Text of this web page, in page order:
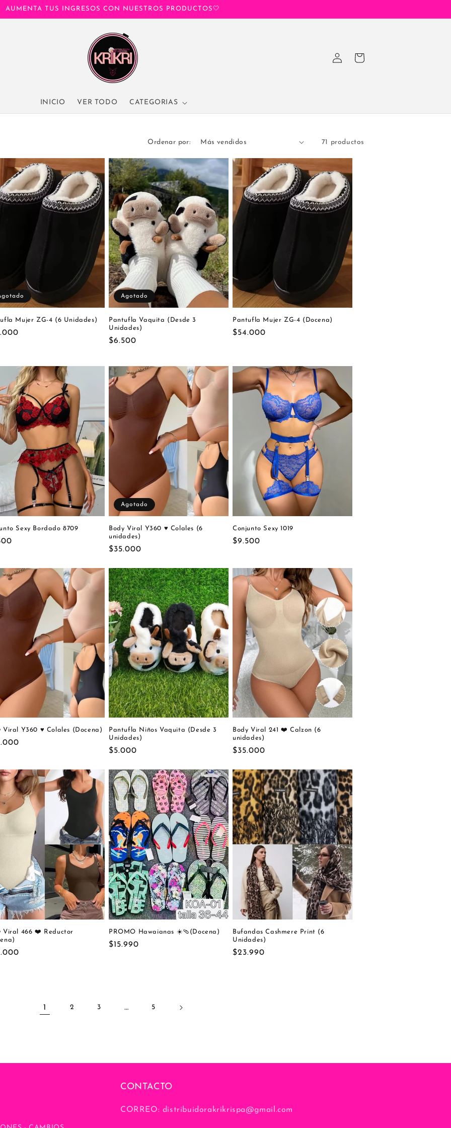
AUMENTA TUS INGRESOS CON NUESTROS PRODUCTOS🤍
INICIO VER TODO CATEGORIAS
sesión
Carrito
Ordenar por: 71 productos
Mujer ZG-4 (6 Unidades)
Agotado
Pantufla Vaquita (Desde 3
Unidades)
Precio
$6.500
Pantufla Mujer ZG-4 (Docena)
Precio
$54.000
Sexy Bordado 8709
Agotado
Body Viral Y360 ♥️ Colales (6
unidades)
Precio
$35.000
Conjunto Sexy 1019
Precio
$9.500
Viral Y360 ♥️ Colales (Docena)
Pantufla Niños Vaquita (Desde 3
Unidades)
Precio
$5.000
Body Viral 241 ❤️ Calzon (6
unidades)
Precio
$35.000
Viral 466 ❤️ Reductor
PROMO Hawaianas ☀️🩴(Docena)
Precio
$15.990
Bufandas Cashmere Print (6
Unidades)
Precio
$23.990
1 2 3 … 5
CONTACTO
CORREO: distribuidorakrikrispa@gmail.com